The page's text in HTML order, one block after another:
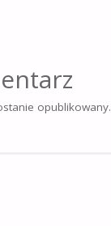
opublikowany.